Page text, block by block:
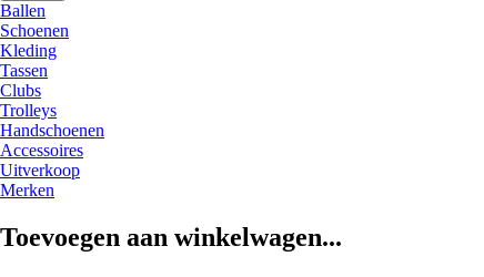
Ballen
Schoenen
Kleding
Tassen
Clubs
Trolleys
Handschoenen
Accessoires
Uitverkoop
Merken
Toevoegen aan winkelwagen...